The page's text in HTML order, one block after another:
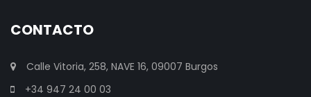
CONTACTO
Calle Vitoria, 258, NAVE 16, 09007 Burgos
+34 947 24 00 03